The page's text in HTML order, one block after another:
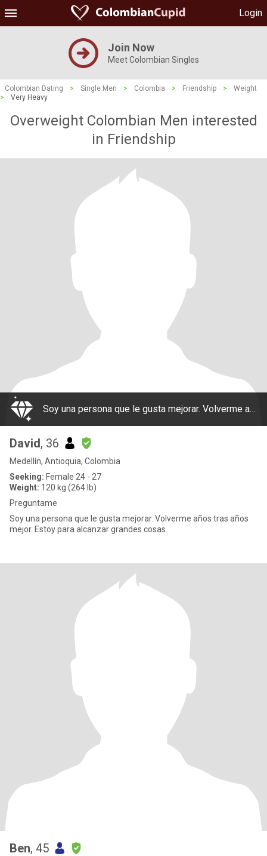
Login
Join Now
Meet Colombian Singles
Colombian Dating > Single Men > Colombia > Friendship >
Weight
>
Very Heavy
Overweight Colombian Men interested
in Friendship
Soy una persona que le gusta mejorar. Volverme años tras años mejor. Estoy para alcanzar grandes cosas.
David, 36
Medellín, Antioquia, Colombia
Seeking: Female 24 - 27
Weight: 120 kg (264 lb)
Preguntame
Soy una persona que le gusta mejorar. Volverme años tras años
mejor. Estoy para alcanzar grandes cosas.
Ben, 45